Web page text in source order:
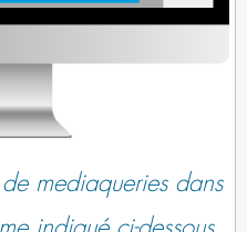
de mediaqueries dans
indiqué ci-dessous